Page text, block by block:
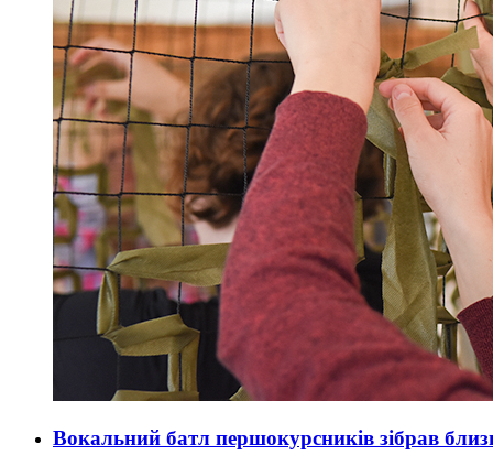
Вокальний батл першокурсників зібрав